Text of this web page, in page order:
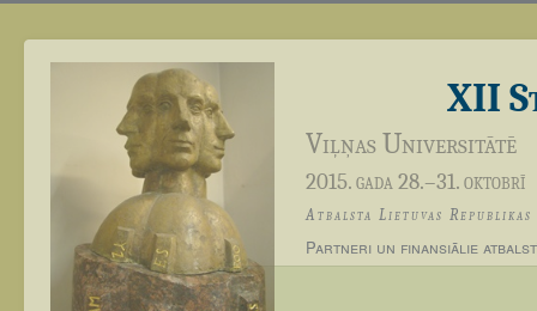
XII
Viļņas Universitātē
2015. gada 28.–31. oktobrī
Atbalsta Lietuvas
Partneri un finansiālie